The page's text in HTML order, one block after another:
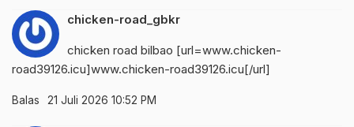
chicken-road_gbkr
chicken road bilbao [url=www.chicken-
road39126.icu]www.chicken-road39126.icu[/url]
Balas 21 Juli 2026 10:52 PM